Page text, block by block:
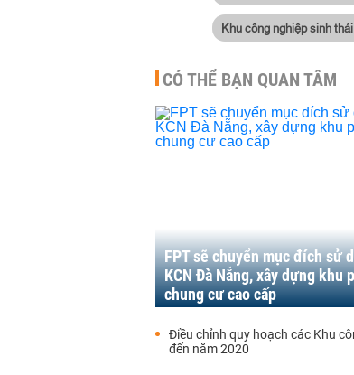
Khu công nghiệp sinh
CÓ THỂ BẠN QUAN TÂM
FPT sẽ chuyển mục đích sử
KCN Đà Nẵng, xây dựng khu
chung cư cao cấp
Điều chỉnh quy hoạch các Khu
đến năm 2020